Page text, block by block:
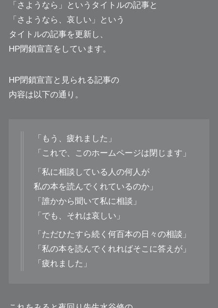
「さようなら」というタイトルの記事と
「さようなら、哀しい」という
タイトルの記事を更新し、
HP閉鎖宣言をしています。
HP閉鎖宣言と見られる記事の
内容は以下の通り。
「もう、疲れました」
「これで、このホームページは閉じます」
「私に相談している人の何人が
私の本を読んでくれているのか」
「誰かから聞いて私に相談」
「でも、それは哀しい」
「ただひたすら続く何百本の日々の相談」
「私の本を読んでくれればそこに答えが」
「疲れました」